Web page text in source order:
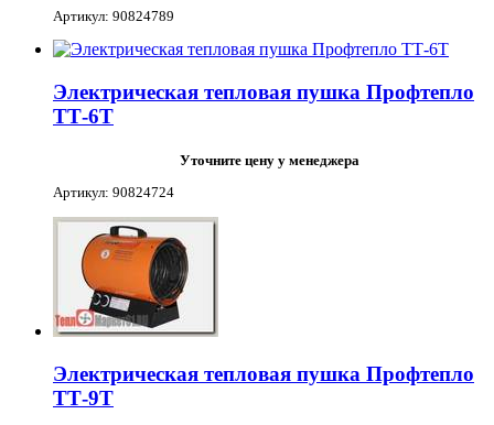
Артикул: 90824789
Электрическая тепловая пушка Профтепло
ТТ-6Т
Уточните цену у менеджера
Артикул: 90824724
Электрическая тепловая пушка Профтепло
ТТ-9Т